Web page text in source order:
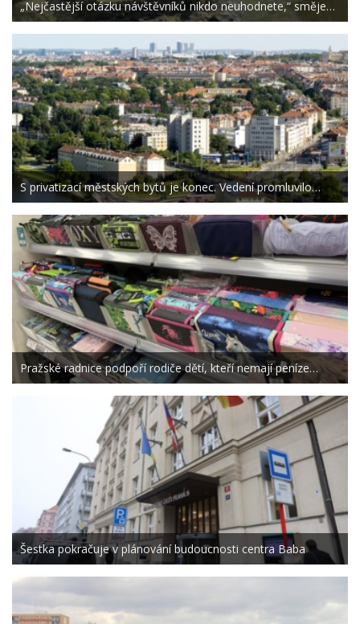
„Nejčastější otázku návštěvníků nikdo neuhodnete,“ směje…
S privatizací městských bytů je konec. Vedení promluvilo…
Pražské radnice podpoří rodiče dětí, kteří nemají peníze…
Šestka pokračuje v plánování budoucnosti centra Baba